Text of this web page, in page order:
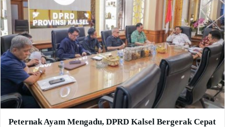
Peternak Ayam Mengadu, DPRD Kalsel Bergerak Cepat